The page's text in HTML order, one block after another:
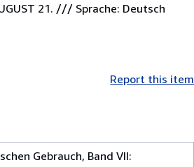
21. /// Sprache: Deutsch
Report this item
Gebrauch, Band VII: